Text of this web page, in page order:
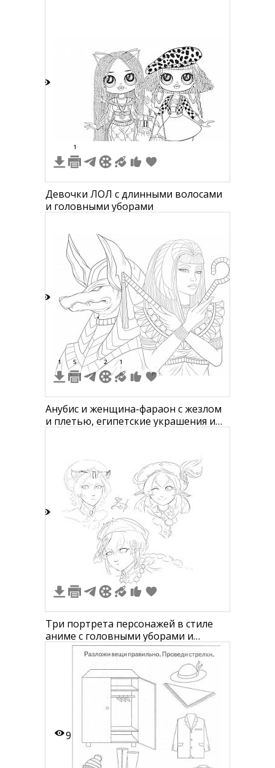
1
Девочки ЛОЛ с длинными волосами
и головными уборами
1 5 2 1
Анубис и женщина-фараон с жезлом
и плетью, египетские украшения и
Три портрета персонажей в стиле
аниме с головными уборами и
украшениями
9